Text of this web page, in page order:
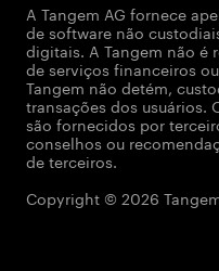
A Tangem AG fornece
de software não
digitais. A Tangem não é
de serviços financeiros
Tangem não detém,
transações dos usuários.
são fornecidos por
conselhos ou
de terceiros.